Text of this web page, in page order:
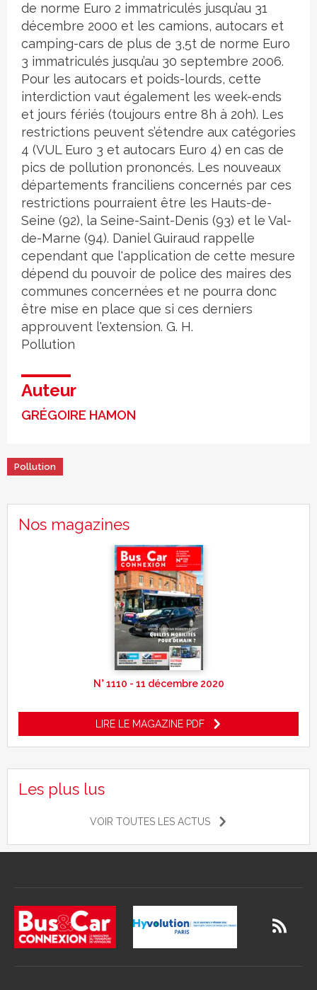
de norme Euro 2 immatriculés jusqu’au 31
décembre 2000 et les camions, autocars et
camping-cars de plus de 3,5t de norme Euro
3 immatriculés jusqu’au 30 septembre 2006.
Pour les autocars et poids-lourds, cette
interdiction vaut également les week-ends
et jours fériés (toujours entre 8h à 20h). Les
restrictions peuvent s’étendre aux catégories
4 (VUL Euro 3 et autocars Euro 4) en cas de
pics de pollution prononcés. Les nouveaux
départements franciliens concernés par ces
restrictions pourraient être les Hauts-de-
Seine (92), la Seine-Saint-Denis (93) et le Val-
de-Marne (94). Daniel Guiraud rappelle
cependant que l'application de cette mesure
dépend du pouvoir de police des maires des
communes concernées et ne pourra donc
être mise en place que si ces derniers
approuvent l'extension. G. H.
Pollution
Auteur
GRÉGOIRE HAMON
Pollution
Nos magazines
N° 1110 - 11 décembre 2020
LIRE LE MAGAZINE PDF
Les plus lus
VOIR TOUTES LES ACTUS